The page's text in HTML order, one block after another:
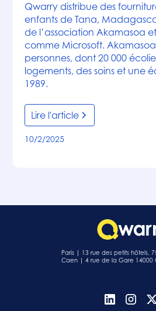
Qwarry distribue des
enfants de Tana,
de l’association Akamasoa
comme Microsoft.
personnes, dont 20 000
logements, des soins et une
1989.
Lire l'article
10/2/2025
Paris | 13 rue des petits hôtels,
Caen | 4 rue de la Gare 14000